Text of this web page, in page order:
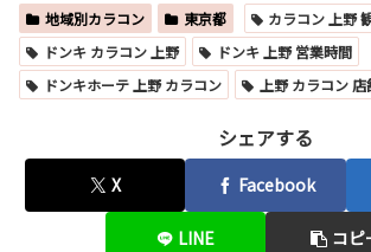
地域別カラコン 東京都
カラコン 上野
ドンキ カラコン 上野
ドンキ 上野 営業時間
ドンキホーテ 上野 カラコン
上野 カラコン 店
シェアする
X Facebook
LINE コピ